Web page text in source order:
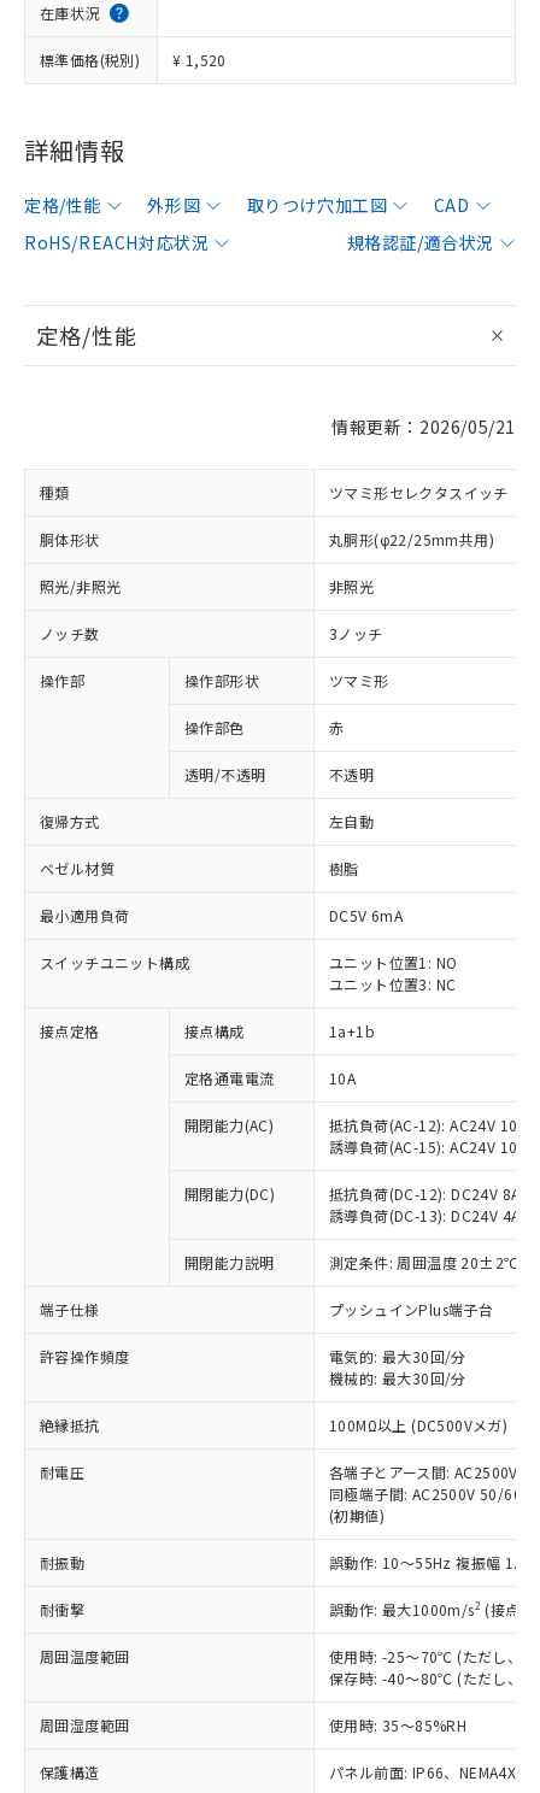
在庫状況
標準価格(税別) ¥ 1,520
詳細情報
定格/性能 外形図 取りつけ穴加工図
CAD
RoHS/REACH対応状況
規格認証/適合状況
定格/性能
情報更新：2026/05/21
種類 ツマミ形セレクタスイッチ
胴体形状 丸胴形(φ22/25mm共用)
照光/非照光 非照光
ノッチ数 3ノッチ
操作部 操作部形状 ツマミ形
操作部色 赤
透明/不透明 不透明
復帰方式 左自動
ベゼル材質 樹脂
最小適用負荷 DC5V 6mA
スイッチユニット構成
ユニット位置1: NO
ユニット位置3: NC
接点定格 接点構成 1a+1b
定格通電電流 10A
開閉能力(AC)
抵抗負荷(AC-12): AC24V 10A/
誘導負荷(AC-15): AC24V
開閉能力(DC)
抵抗負荷(DC-12): DC24V 8A/
誘導負荷(DC-13): DC24V 4A/
開閉能力説明 測定条件: 周囲温度 20±2℃、
端子仕様 プッシュインPlus端子台
許容操作頻度
電気的: 最大30回/分
機械的: 最大30回/分
絶縁抵抗 100MΩ以上 (DC500Vメガ)
耐電圧
各端子とアース間: AC2500V
同極端子間: AC2500V 50/
(初期値)
耐振動 誤動作: 10～55Hz 複振幅
耐衝撃 誤動作: 最大1000m/s2 (接点
周囲温度範囲
使用時: -25～70℃ (ただし、氷
保存時: -40～80℃ (ただし、氷
周囲湿度範囲 使用時: 35～85%RH
保護構造 パネル前面: IP66、NEMA4X,
ご利用条件
以下の条件をお読みいただき、同意のうえ
ご利用ください。
本サービスは、当社制御機器事業取扱
商品の当社在庫状況および標準価格
(税抜)を提供させていただくもので
本サービスの対象外となる商品もある
ことをご了承ください。
在庫状況および標準価格照会結果は、
記載している更新日時点での社内デー
タに基づき作成されるものであり、閲
覧された時点での実際の在庫および標
準価格とは異なる場合があることをご
※1 対応状況
対応済み：EU RoHS指令（10物質）の
非含有に対応した製品が提供可能な商品で
対応予定：EU RoHS指令（10物質）の非含
有に対応した製品に切り替える予定のある
商品です。
対応予定なし：EU RoHS指令（10物質）の
非含有に非対応の商品で、対応品を出す予
定はありません。
調査・確認中：EU RoHS指令（10物質）の
非含有の対応状況を調査中または確認中の
非該当品：ライセンス料など無形物で、有
害物質有無と関係のない商品です。
仕入先様の事情により、非含有部品として
いたものが、含有品と判明した場合などや
ミウム(Cd) 100ppm以下、
六価クロム(Cr(Ⅵ)) 1000ppm以下、ポリ臭化ビフェニル
類(PBB) 1000ppm以下、ポリ臭化ジフェニルエーテル類
(PBDE) 1000ppm以下、フタル酸ビス(2-エチルヘキシ
「○」：最大均質材料含有率が中国RoHSの
基準値以下であることを示します。
「×」：最大均質材料含有率が中国RoHSの
基準値を超えていることを示します。
「－」：未確認です。当社販売部門へお問
い合わせください。
Pb(鉛) :1000ppm、 Hg(水銀) : 1000ppm、 Cd(カドミウ
Cr(Ⅵ)(六価クロム) : 1000ppm、 PBBs(ポリ臭化ビフェ
当社は、これら貴社製品のうち、外国
為替および外国貿易法に定める商品
（以下｢規制貨物等」という）を輸出
または国外への提供する場合は、日本
国政府の輸出許可(または役務取引許
可)を取得するなどの必要な手続きを
号